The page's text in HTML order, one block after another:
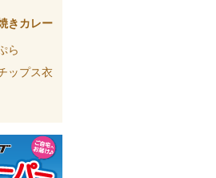
きカレー
ら
ップス衣